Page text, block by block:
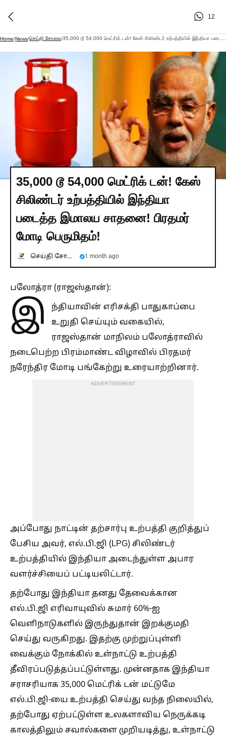
12
Home/News/செய்தி சோலை/
35,000 டூ 54,000 மெட்ரிக் டன்! கேஸ்
சிலிண்டர் உற்பத்தியில் இந்தியா
படைத்த இமாலய சாதனை! பிரதமர்
மோடி பெருமிதம்!
செய்தி சோலை 1 month ago
பலோத்ரா (ராஜஸ்தான்):
இ
ந்தியாவின் எரிசக்தி பாதுகாப்பை
உறுதி செய்யும் வகையில்,
ராஜஸ்தான் மாநிலம் பலோத்ராவில்
நடைபெற்ற பிரம்மாண்ட விழாவில் பிரதமர்
நரேந்திர மோடி பங்கேற்று உரையாற்றினார்.
ADVERTISEMENT
அப்போது நாட்டின் தற்சார்பு உற்பத்தி குறித்துப்
பேசிய அவர், எல்.பி.ஜி (LPG) சிலிண்டர்
உற்பத்தியில் இந்தியா அடைந்துள்ள அபார
வளர்ச்சியைப் பட்டியலிட்டார்.
​தற்போது இந்தியா தனது தேவைக்கான
எல்.பி.ஜி எரிவாயுவில் சுமார் 60%-ஐ
வெளிநாடுகளில் இருந்துதான் இறக்குமதி
செய்து வருகிறது. இதற்கு முற்றுப்புள்ளி
வைக்கும் நோக்கில் உள்நாட்டு உற்பத்தி
தீவிரப்படுத்தப்பட்டுள்ளது. முன்னதாக இந்தியா
சராசரியாக 35,000 மெட்ரிக் டன் மட்டுமே
எல்.பி.ஜி-யை உற்பத்தி செய்து வந்த நிலையில்,
தற்போது ஏற்பட்டுள்ள உலகளாவிய நெருக்கடி
காலத்திலும் சவால்களை முறியடித்து, உள்நாட்டு